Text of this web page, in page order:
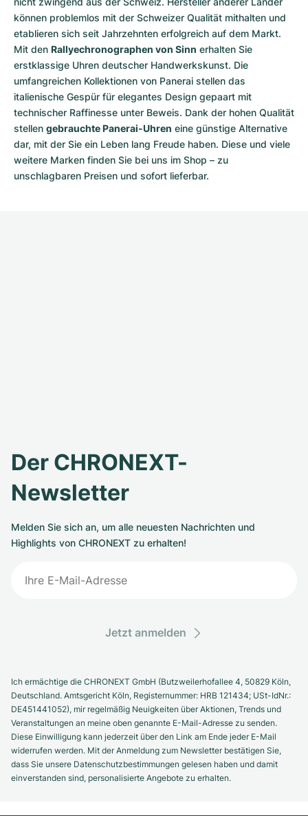
können problemlos mit der Schweizer Qualität mithalten und
etablieren sich seit Jahrzehnten erfolgreich auf dem Markt.
Mit den Rallyechronographen von Sinn erhalten Sie
erstklassige Uhren deutscher Handwerkskunst. Die
umfangreichen Kollektionen von Panerai stellen das
italienische Gespür für elegantes Design gepaart mit
technischer Raffinesse unter Beweis. Dank der hohen Qualität
stellen gebrauchte Panerai-Uhren eine günstige Alternative
dar, mit der Sie ein Leben lang Freude haben. Diese und viele
weitere Marken finden Sie bei uns im Shop – zu
unschlagbaren Preisen und sofort lieferbar.
Der CHRONEXT-
Newsletter
Melden Sie sich an, um alle neuesten Nachrichten und
Highlights von CHRONEXT zu erhalten!
Jetzt anmelden
Ich ermächtige die CHRONEXT GmbH (Butzweilerhofallee 4, 50829 Köln,
Deutschland. Amtsgericht Köln, Registernummer: HRB 121434; USt-IdNr.:
DE451441052), mir regelmäßig Neuigkeiten über Aktionen, Trends und
Veranstaltungen an meine oben genannte E-Mail-Adresse zu senden.
Diese Einwilligung kann jederzeit über den Link am Ende jeder E-Mail
widerrufen werden. Mit der Anmeldung zum Newsletter bestätigen Sie,
dass Sie unsere Datenschutzbestimmungen gelesen haben und damit
einverstanden sind, personalisierte Angebote zu erhalten.